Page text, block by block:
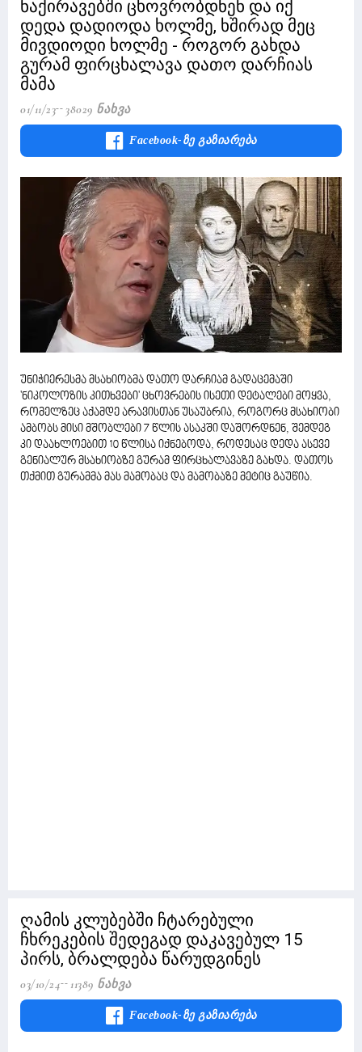
ნაქირავებში ცხოვრობდნენ და იქ
დედა დადიოდა ხოლმე, ხშირად მეც
მივდიოდი ხოლმე - როგორ გახდა
გურამ ფირცხალავა დათო დარჩიას
მამა
01/11/23 38029 Ნახვა
Facebook-Ზე Გაზიარება
უნიჭიერესმა მსახიობმა დათო დარჩიამ გადაცემაში
'ნიკოლოზის კითხვები' ცხოვრების ისეთი დეტალები მოყვა,
რომელზეც აქამდე არავისთან უსაუბრია, როგორც მსახიობი
ამბობს მისი მშობლები 7 წლის ასაკში დაშორდნენ, შემდეგ
კი დაახლოებით 10 წლისა იქნებოდა, როდესაც დედა ასევე
გენიალურ მსახიობზე გურამ ფირცხალავაზე გახდა. დათოს
თქმით გურამმა მას მამობაც და მამობაზე მეტიც გაუწია.
ღამის კლუბებში ჩტარებული
ჩხრეკების შედეგად დაკავებულ 15
პირს, ბრალდება წარუდგინეს
03/10/24 11389 Ნახვა
Facebook-Ზე Გაზიარება